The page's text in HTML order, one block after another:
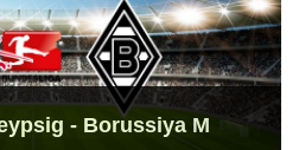
- Borussiya M